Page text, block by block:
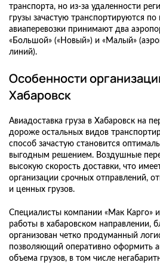
транспорта, но из-за удаленности
грузы зачастую транспортируются по
авиаперевозки принимают два
«Большой» («Новый») и «Малый»
линий).
Особенности
Хабаровск
Авиадоставка груза в Хабаровск на
дороже остальных видов
способ зачастую становится
выгодным решением. Воздушные
высокую скорость доставки, что
организации срочных отправлений,
и ценных грузов.
Специалисты компании «Мак Карго»
работы в хабаровском направлении,
организован четко продуманный
позволяющий оперативно оформить
объема грузов, в том числе